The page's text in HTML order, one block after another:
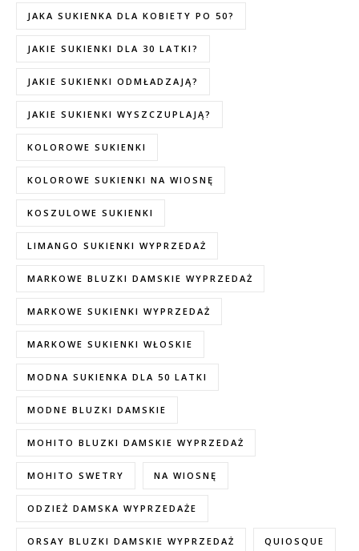
JAKA SUKIENKA DLA KOBIETY PO 50?
JAKIE SUKIENKI DLA 30 LATKI?
JAKIE SUKIENKI ODMŁADZAJĄ?
JAKIE SUKIENKI WYSZCZUPLAJĄ?
KOLOROWE SUKIENKI
KOLOROWE SUKIENKI NA WIOSNĘ
KOSZULOWE SUKIENKI
LIMANGO SUKIENKI WYPRZEDAŻ
MARKOWE BLUZKI DAMSKIE WYPRZEDAŻ
MARKOWE SUKIENKI WYPRZEDAŻ
MARKOWE SUKIENKI WŁOSKIE
MODNA SUKIENKA DLA 50 LATKI
MODNE BLUZKI DAMSKIE
MOHITO BLUZKI DAMSKIE WYPRZEDAŻ
MOHITO SWETRY NA WIOSNĘ
ODZIEŻ DAMSKA WYPRZEDAŻE
ORSAY BLUZKI DAMSKIE WYPRZEDAŻ QUIOSQUE